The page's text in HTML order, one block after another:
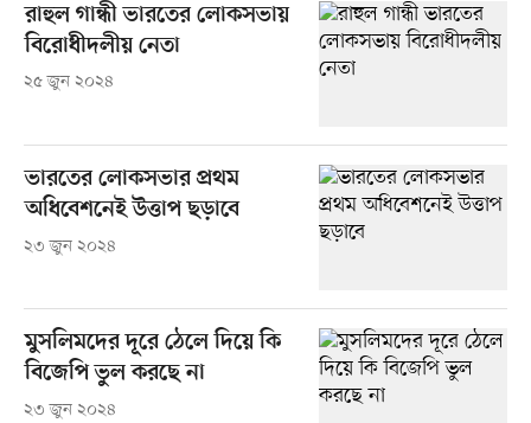
রাহুল গান্ধী ভারতের লোকসভায়
বিরোধীদলীয় নেতা
২৫ জুন ২০২৪
ভারতের লোকসভার প্রথম
অধিবেশনেই উত্তাপ ছড়াবে
২৩ জুন ২০২৪
মুসলিমদের দূরে ঠেলে দিয়ে কি
বিজেপি ভুল করছে না
২৩ জুন ২০২৪